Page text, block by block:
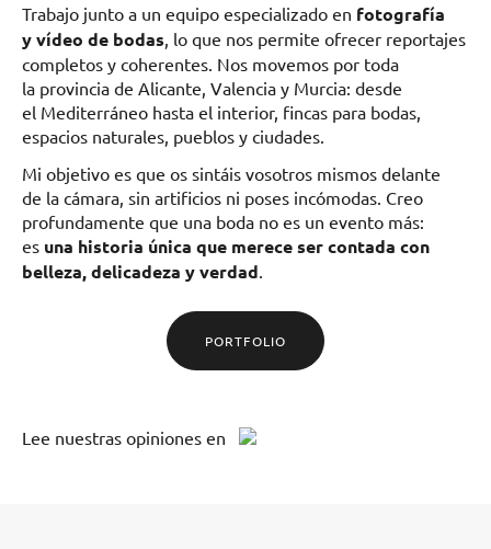
Trabajo junto a un equipo especializado en fotografía
y vídeo de bodas , lo que nos permite ofrecer reportajes
completos y coherentes. Nos movemos por toda
la provincia de Alicante, Valencia y Murcia: desde
el Mediterráneo hasta el interior, fincas para bodas,
espacios naturales, pueblos y ciudades.
Mi objetivo es que os sintáis vosotros mismos delante
de la cámara, sin artificios ni poses incómodas. Creo
profundamente que una boda no es un evento más:
es una historia única que merece ser contada con
belleza, delicadeza y verdad
PORTFOLIO
Lee nuestras opiniones en